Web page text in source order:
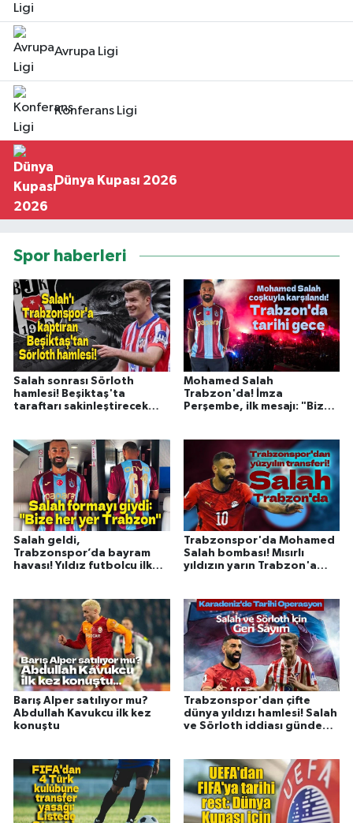
Avrupa Ligi
Konferans Ligi
Dünya Kupası 2026
Spor haberleri
Salah sonrası Sörloth
hamlesi! Beşiktaş'ta
taraftarı sakinleştirecek
Mohamed Salah
Trabzon'da! İmza
Perşembe, ilk mesajı: "Bize
Salah geldi,
Trabzonspor’da bayram
havası! Yıldız futbolcu ilk
Trabzonspor'da Mohamed
Salah bombası! Mısırlı
yıldızın yarın Trabzon'a
Barış Alper satılıyor mu?
Abdullah Kavukcu ilk kez
konuştu
Trabzonspor'dan çifte
dünya yıldızı hamlesi! Salah
ve Sörloth iddiası gündemi